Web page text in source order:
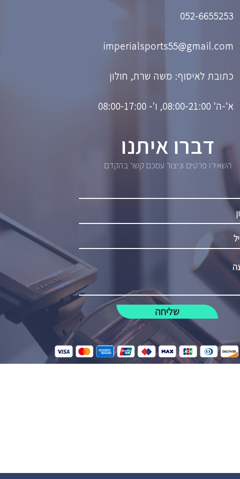
052-6655253
imperialsports55@gmail.com
כתובת לאיסוף: משה שרת, חולון
א'-ה' 08:00-21:00, ו'- 08:00-17:00
דברו איתנו
השאירו פרטים וניצור עמכם קשר בהקדם
שליחה